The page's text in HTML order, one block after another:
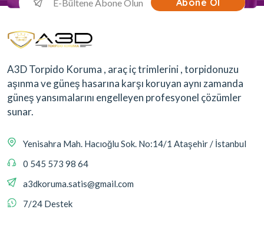
Abone Ol
A3D Torpido Koruma , araç iç trimlerini , torpidonuzu
aşınma ve güneş hasarına karşı koruyan aynı zamanda
güneş yansımalarını engelleyen profesyonel çözümler
sunar.
Yenisahra Mah. Hacıoğlu Sok. No:14/1 Ataşehir / İstanbul
0 545 573 98 64
a3dkoruma.satis@gmail.com
7/24 Destek